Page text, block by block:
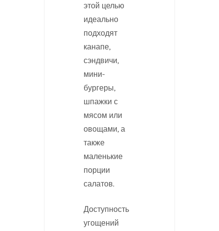
этой целью
идеально
подходят
канапе,
сэндвичи,
мини-
бургеры,
шпажки с
мясом или
овощами, а
также
маленькие
порции
салатов.
Доступность
угощений